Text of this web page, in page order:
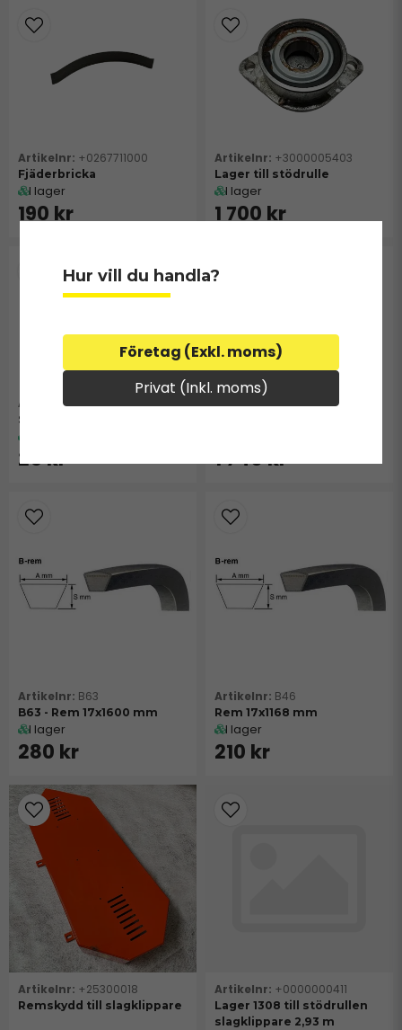
+0267711000
Fjäderbricka
I lager
190 kr
+3000005403
Lager till stödrulle
I lager
1 700 kr
+25000001
Skruv M16x45-1,5
25 kr
+0311320100
1 740 kr
B63
B63 - Rem 17x1600 mm
I lager
280 kr
B46
Rem 17x1168 mm
I lager
210 kr
+25300018
Remskydd till slagklippare
+0000000411
Lager 1308 till stödrullen
slagklippare 2,93 m
Hur vill du handla?
Företag (Exkl. moms)
Privat (Inkl. moms)